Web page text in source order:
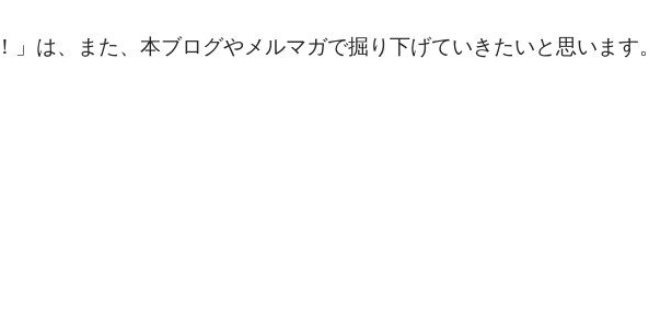
」は、また、本ブログやメルマガで掘り下げていきたいと思います。